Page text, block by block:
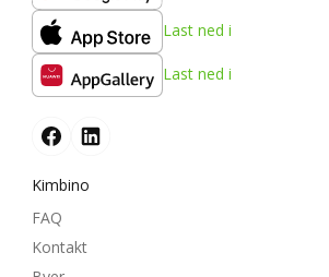
Last ned i
Last ned i
Kimbino
FAQ
Kontakt